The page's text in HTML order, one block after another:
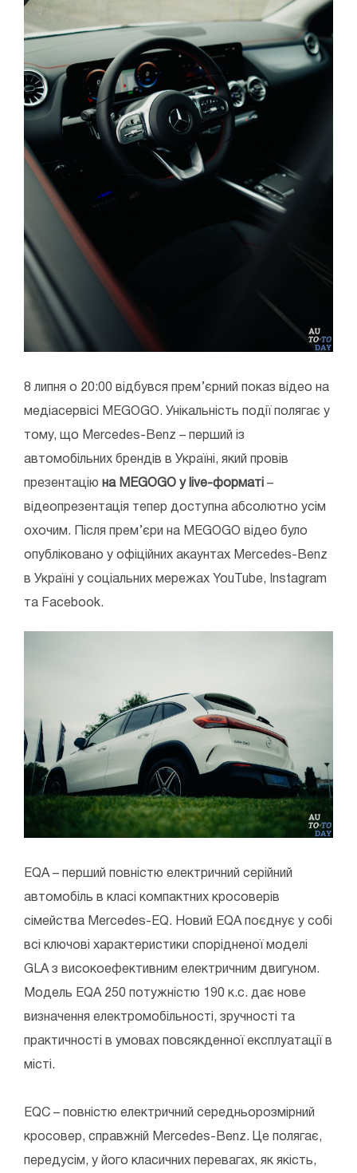
8 липня о 20:00 відбувся прем’єрний показ відео на
медіасервісі MEGOGO. Унікальність події полягає у
тому, що Mercedes-Benz – перший із
автомобільних брендів в Україні, який провів
презентацію на MEGOGO у live-форматі –
відеопрезентація тепер доступна абсолютно усім
охочим. Після прем’єри на MEGOGO відео було
опубліковано у офіційних акаунтах Mercedes-Benz
в Україні у соціальних мережах YouTube, Instagram
та Facebook.
EQA – перший повністю електричний серійний
автомобіль в класі компактних кросоверів
сімейства Mercedes-EQ. Новий EQA поєднує у собі
всі ключові характеристики спорідненої моделі
GLA з високоефективним електричним двигуном.
Модель EQA 250 потужністю 190 к.с. дає нове
визначення електромобільності, зручності та
практичності в умовах повсякденної експлуатації в
місті.
EQC – повністю електричний середньорозмірний
кросовер, справжній Mercedes-Benz. Це полягає,
передусім, у його класичних перевагах, як якість,